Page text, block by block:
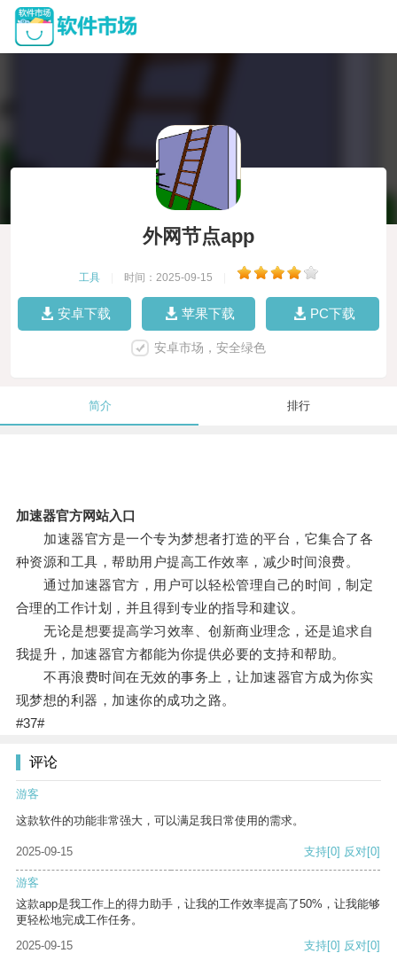
外网节点app
工具 时间：2025-09-15
安卓下载 苹果下载 PC下载
安卓市场，安全绿色
简介 排行
加速器官方网站入口
加速器官方是一个专为梦想者打造的平台，它集合了各
种资源和工具，帮助用户提高工作效率，减少时间浪费。
通过加速器官方，用户可以轻松管理自己的时间，制定
合理的工作计划，并且得到专业的指导和建议。
无论是想要提高学习效率、创新商业理念，还是追求自
我提升，加速器官方都能为你提供必要的支持和帮助。
不再浪费时间在无效的事务上，让加速器官方成为你实
现梦想的利器，加速你的成功之路。
#37#
评论
游客
这款软件的功能非常强大，可以满足我日常使用的需求。
2025-09-15 支持[0] 反对[0]
游客
这款app是我工作上的得力助手，让我的工作效率提高了50%，让我能够
更轻松地完成工作任务。
2025-09-15
支持[0] 反对[0]